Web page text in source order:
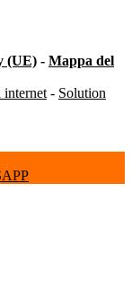
(UE) - Mappa del
internet - Solution